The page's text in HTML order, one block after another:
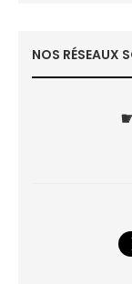
NOS RÉSEAUX